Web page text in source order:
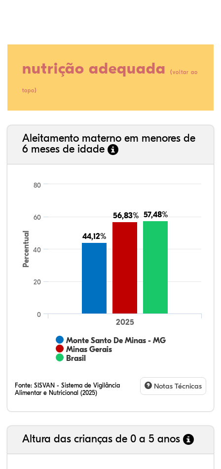
nutrição adequada (voltar ao
topo)
Aleitamento materno em menores de
6 meses de idade
Percentual 44,12%
44,12%
56,83%
56,83% 57,48%
57,48%
Monte Santo De Minas - MG
Minas Gerais
Brasil
2025
0
20
40
60
80
Fonte: SISVAN - Sistema de Vigilância
Alimentar e Nutricional (2025)
Notas Técnicas
Altura das crianças de 0 a 5 anos